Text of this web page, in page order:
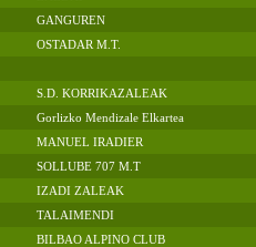
GANGUREN
OSTADAR M.T.
S.D. KORRIKAZALEAK
Gorlizko Mendizale Elkartea
MANUEL IRADIER
SOLLUBE 707 M.T
IZADI ZALEAK
TALAIMENDI
BILBAO ALPINO CLUB